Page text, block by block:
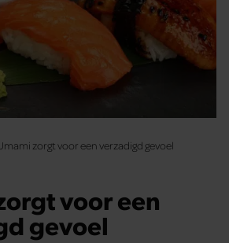
zorgt voor een verzadigd gevoel
voor een
gevoel